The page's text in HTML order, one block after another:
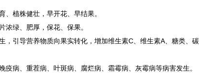
、植株健壮，早开花、早结果。
浓绿、肥厚，保花、保果。
，引导营养物质向果实转化，增加维生素C、维生素A、糖类、碳
疫病、重茬病、叶斑病、腐烂病、霜霉病、灰霉病等病害发生。